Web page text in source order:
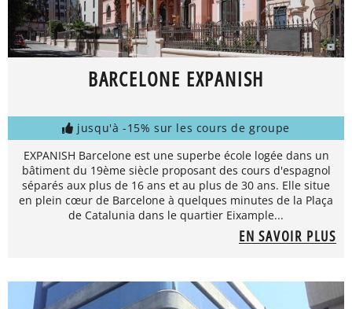
BARCELONE EXPANISH
jusqu'à -15% sur les cours de groupe
EXPANISH Barcelone est une superbe école logée dans un
bâtiment du 19ème siècle proposant des cours d'espagnol
séparés aux plus de 16 ans et au plus de 30 ans. Elle situe
en plein cœur de Barcelone à quelques minutes de la Plaça
de Catalunia dans le quartier Eixample...
EN SAVOIR PLUS